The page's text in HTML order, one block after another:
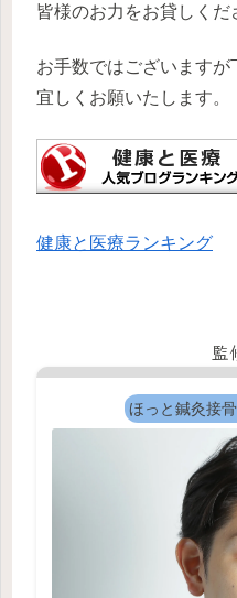
皆様のお力をお貸しくだ
お手数ではございますが
宜しくお願いたします。
健康と医療ランキング
監
ほっと鍼灸接